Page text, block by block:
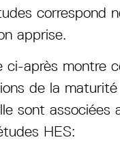
correspond
apprise.
ci-après montre
de la maturité
sont associées
HES: